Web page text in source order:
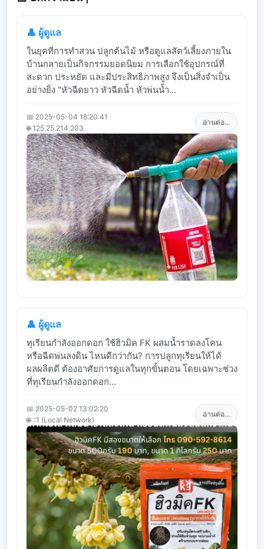
👤 ผู้ดูแล
ในยุคที่การทำสวน ปลูกต้นไม้ หรือดูแลสัตว์เลี้ยงภายใน
บ้านกลายเป็นกิจกรรมยอดนิยม การเลือกใช้อุปกรณ์ที่
สะดวก ประหยัด และมีประสิทธิภาพสูง จึงเป็นสิ่งจำเป็น
อย่างยิ่ง "หัวฉีดยาว หัวฉีดน้ำ หัวพ่นน้ำ...
📅 2025-05-04 18:20:41
🌐 125.25.214.203
อ่านต่อ...
👤 ผู้ดูแล
ทุเรียนกำลังออกดอก ใช้ฮิวมิค FK ผสมน้ำราดลงโคน
หรือฉีดพ่นลงดิน ไหนดีกว่ากัน? การปลูกทุเรียนให้ได้
ผลผลิตดี ต้องอาศัยการดูแลในทุกขั้นตอน โดยเฉพาะช่วง
ที่ทุเรียนกำลังออกดอก...
📅 2025-05-02 13:02:20
🌐 ::1 (Local Network)
อ่านต่อ...